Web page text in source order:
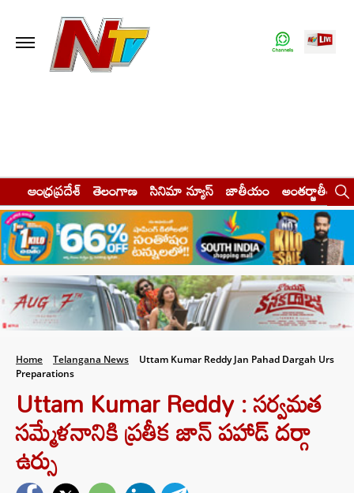
ఆంధ్రప్రదేశ్ తెలంగాణ సినిమా న్యూస్ జాతీయం అంతర్జాతీయం
Home Telangana News
Uttam Kumar Reddy Jan Pahad Dargah Urs
Preparations
Uttam Kumar Reddy : సర్వమత
సమ్మేళనానికి ప్రతీక జాన్ పహాడ్ దర్గా
ఉర్సు